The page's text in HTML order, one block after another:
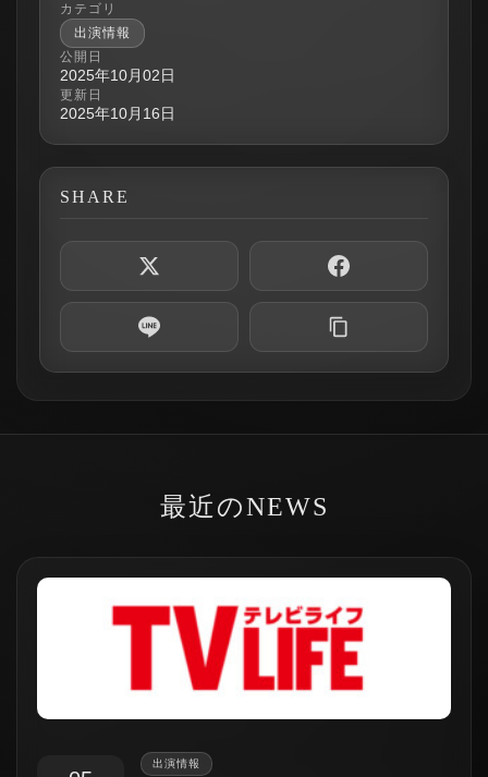
カテゴリ
出演情報
公開日
2025年10月02日
更新日
2025年10月16日
SHARE
最近のNEWS
出演情報